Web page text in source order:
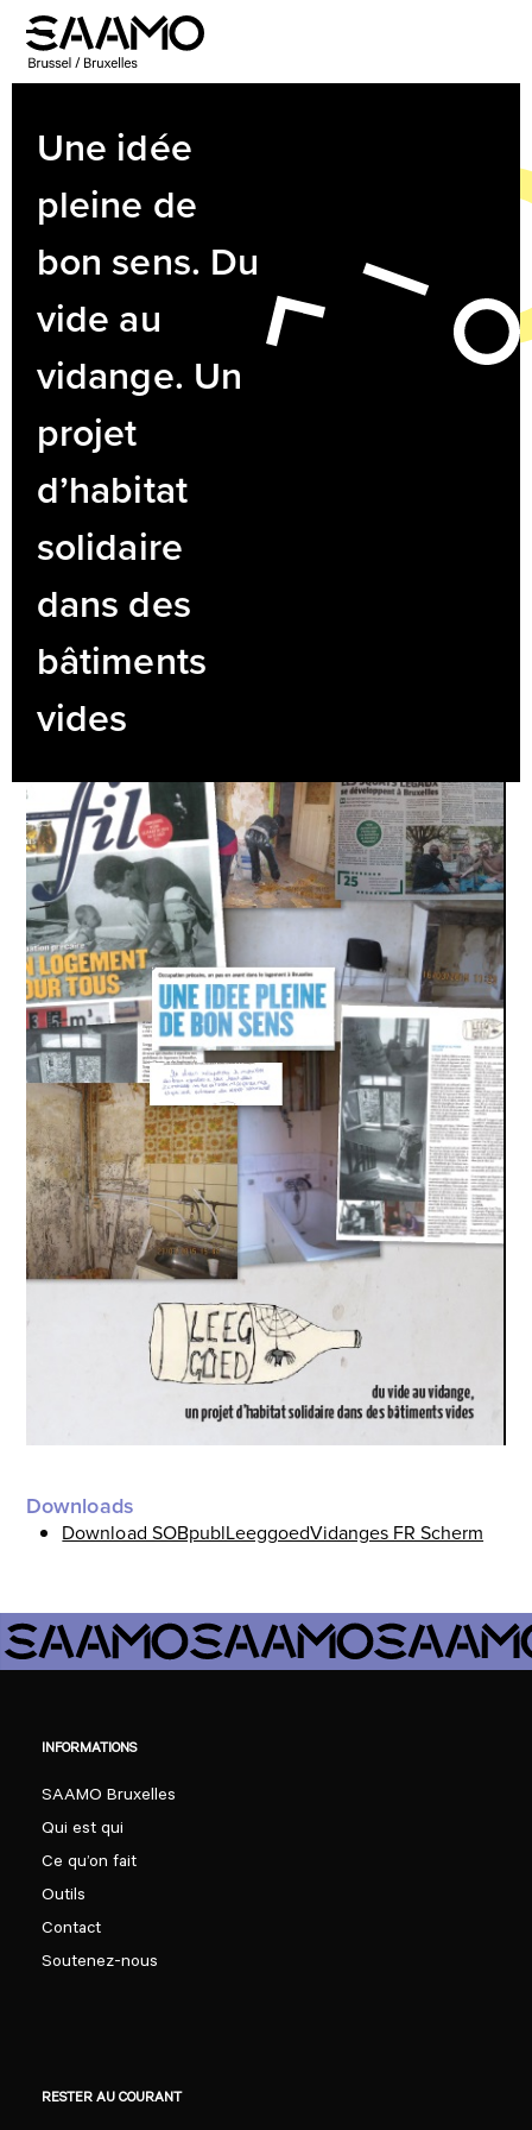
Skip
content
Open
mobile
Close
mobile
Une idée
pleine de
bon sens. Du
vide au
vidange. Un
projet
d’habitat
solidaire
dans des
bâtiments
vides
Downloads
Download SOBpublLeeggoedVidanges FR Scherm
INFORMATIONS
SAAMO Bruxelles
Qui est qui
Ce qu’on fait
Outils
Contact
Soutenez-nous
RESTER AU COURANT